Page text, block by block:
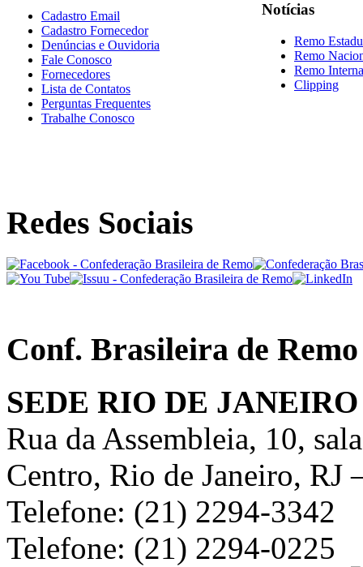
Cadastro Email
Cadastro Fornecedor
Denúncias e Ouvidoria
Fale Conosco
Fornecedores
Lista de Contatos
Perguntas Frequentes
Trabalhe Conosco
Notícias
Remo
Remo
Remo
Clipping
Redes Sociais
Conf. Brasileira de Remo
SEDE RIO DE JANEIRO
Rua da Assembleia, 10,
Centro, Rio de Janeiro, RJ
Telefone: (21) 2294-3342
Telefone: (21) 2294-0225